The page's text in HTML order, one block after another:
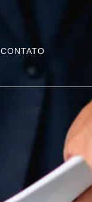
CONTATO